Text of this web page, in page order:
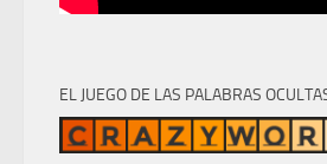
EL JUEGO DE LAS PALABRAS